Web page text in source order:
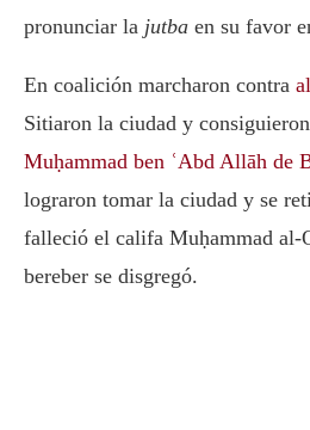
pronunciar la jutba en su favor
En coalición marcharon contra
Sitiaron la ciudad y
Muḥammad ben ʿAbd Allāh de
lograron tomar la ciudad y se
falleció el califa Muḥammad al-
bereber se disgregó.